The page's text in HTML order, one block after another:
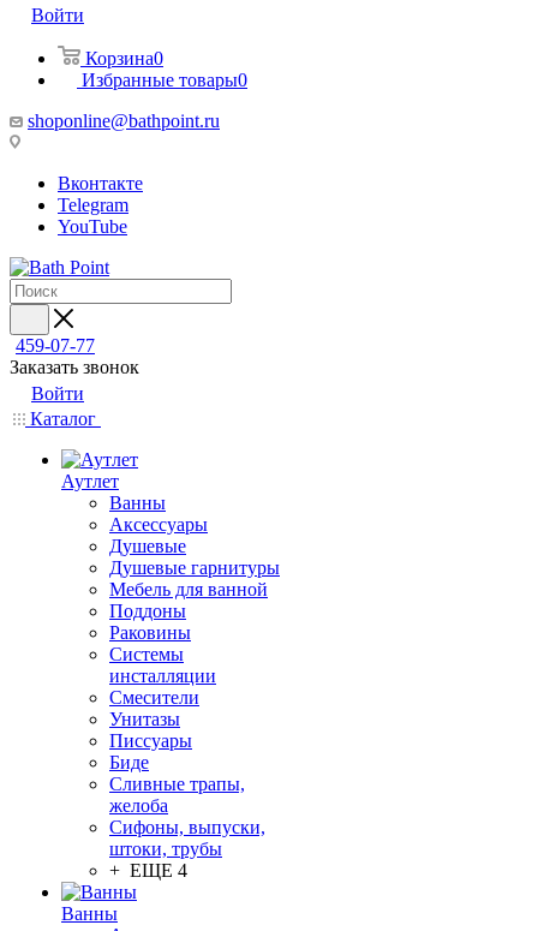
Войти
Корзина0
Избранные товары0
shoponline@bathpoint.ru
Вконтакте
Telegram
YouTube
459-07-77
Заказать звонок
Войти
Каталог
Аутлет
Ванны
Аксессуары
Душевые
Душевые гарнитуры
Мебель для ванной
Поддоны
Раковины
Системы
инсталляции
Смесители
Унитазы
Писсуары
Биде
Сливные трапы,
желоба
Сифоны, выпуски,
штоки, трубы
+ ЕЩЕ 4
Ванны